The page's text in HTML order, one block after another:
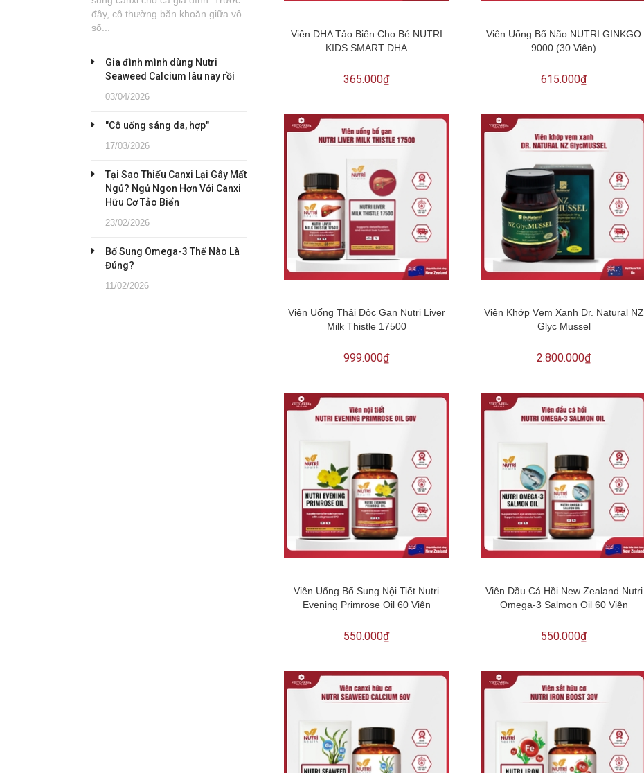
đây, cô thường băn khoăn giữa vô
số...
Gia đình mình dùng Nutri
Seaweed Calcium lâu nay rồi
03/04/2026
"Cô uống sáng da, hợp"
17/03/2026
Tại Sao Thiếu Canxi Lại Gây Mất
Ngủ? Ngủ Ngon Hơn Với Canxi
Hữu Cơ Tảo Biển
23/02/2026
Bổ Sung Omega-3 Thế Nào Là
Đúng?
11/02/2026
Viên DHA Tảo Biển Cho Bé NUTRI
KIDS SMART DHA
365.000₫
Viên Uống Bổ Não NUTRI GINKGO
9000 (30 Viên)
615.000₫
Viên Uống Thải Độc Gan Nutri Liver
Milk Thistle 17500
999.000₫
Viên Khớp Vẹm Xanh Dr. Natural NZ
Glyc Mussel
2.800.000₫
Viên Uống Bổ Sung Nội Tiết Nutri
Evening Primrose Oil 60 Viên
550.000₫
Viên Dầu Cá Hồi New Zealand Nutri
Omega-3 Salmon Oil 60 Viên
550.000₫